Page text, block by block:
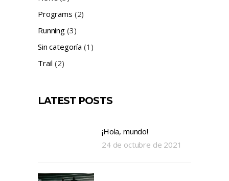
Programs (2)
Running(3)
Sin categoría (1)
Trail (2)
LATEST POSTS
¡Hola, mundo!
24 de octubre de 2021